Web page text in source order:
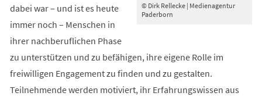
© Dirk Rellecke | Medienagentur
Paderborn
dabei war – und ist es heute
immer noch – Menschen in
ihrer nachberuflichen Phase
zu unterstützen und zu befähigen, ihre eigene Rolle im
freiwilligen Engagement zu finden und zu gestalten.
Teilnehmende werden motiviert, ihr Erfahrungswissen aus